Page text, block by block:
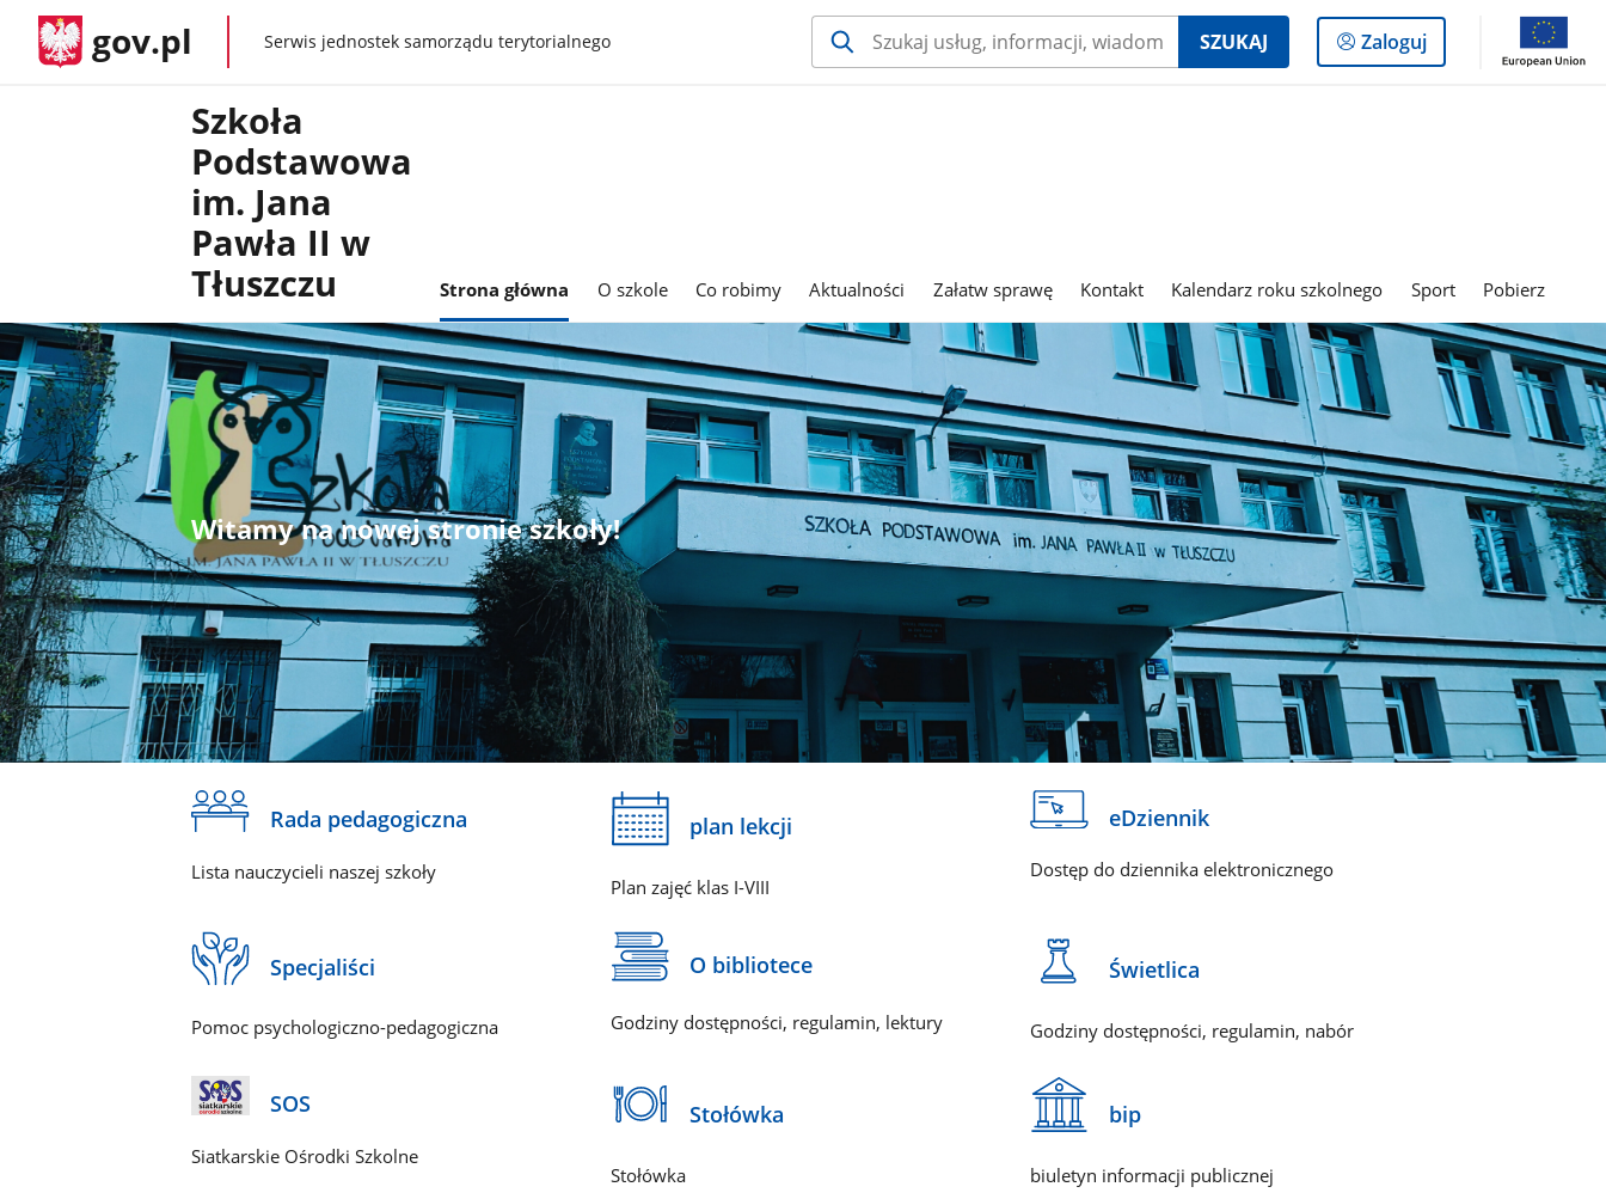
gov.pl gov.plSerwis jednostek samorządu terytorialnego SZUKAJ
Logowanie
do
Zaloguj
Szkoła
Podstawowa
im. Jana
Pawła II w
Tłuszczu
Strona główna O szkole Co robimy Aktualności Załatw sprawę Kontakt Kalendarz roku szkolnego Sport Pobierz
Witamy na nowej stronie szkoły!
Rada pedagogiczna
Lista nauczycieli naszej szkoły
plan lekcji
Plan zajęć klas I-VIII
eDziennik
Dostęp do dziennika elektronicznego
Specjaliści
Pomoc psychologiczno-pedagogiczna
O bibliotece
Godziny dostępności, regulamin, lektury
Świetlica
Godziny dostępności, regulamin, nabór
SOS
Siatkarskie Ośrodki Szkolne
Stołówka
Stołówka
bip
biuletyn informacji publicznej